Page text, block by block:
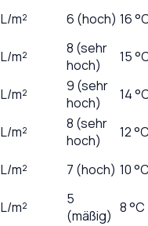
L/m² 6 (hoch) 16
L/m²
8 (sehr
hoch)
15
L/m²
9 (sehr
hoch)
14
L/m²
8 (sehr
hoch)
12
L/m² 7 (hoch) 10
L/m²
5
(mäßig) 8 °C